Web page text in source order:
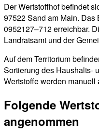
Der Wertstoffhof befindet
97522 Sand am Main. Das
0952127–712 erreichbar.
Landratsamt und der
Auf dem Territorium
Sortierung des Haushalts-
Wertstoffe werden manuell
Folgende
angenommen